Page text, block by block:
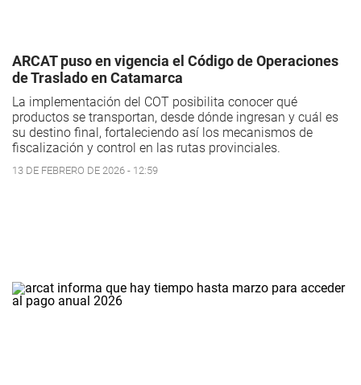
ARCAT puso en vigencia el Código de Operaciones
de Traslado en Catamarca
La implementación del COT posibilita conocer qué
productos se transportan, desde dónde ingresan y cuál es
su destino final, fortaleciendo así los mecanismos de
fiscalización y control en las rutas provinciales.
13 DE FEBRERO DE 2026 - 12:59